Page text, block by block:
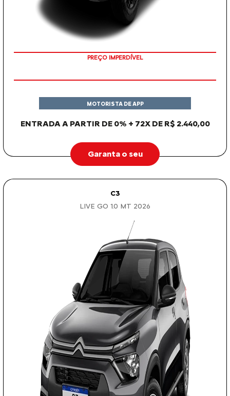
PREÇO IMPERDÍVEL
ENTRADA A PARTIR DE 0% + 72X DE R$ 2.440,00
MOTORISTA DE APP
Garanta o seu
C3
LIVE GO 1.0 MT 2026